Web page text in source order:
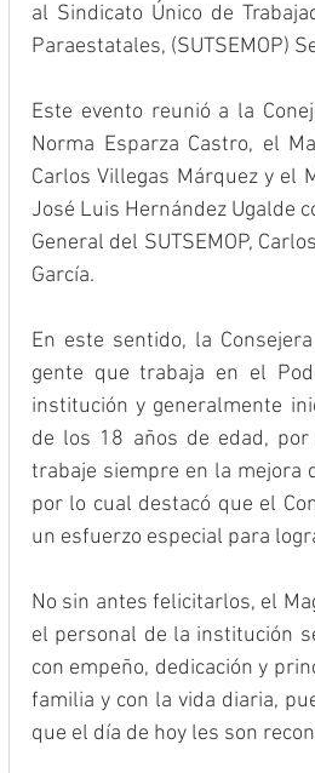
al Sindicato Único de
Paraestatales, (SUTSEMOP)
Este evento reunió a la
Norma Esparza Castro, el
Carlos Villegas Márquez y el
José Luis Hernández Ugalde
General del SUTSEMOP,
García.
En este sentido, la
gente que trabaja en el
institución y generalmente
de los 18 años de edad,
trabaje siempre en la mejora
por lo cual destacó que el
un esfuerzo especial para
No sin antes felicitarlos, el
el personal de la institución
con empeño, dedicación y
familia y con la vida diaria,
que el día de hoy les son